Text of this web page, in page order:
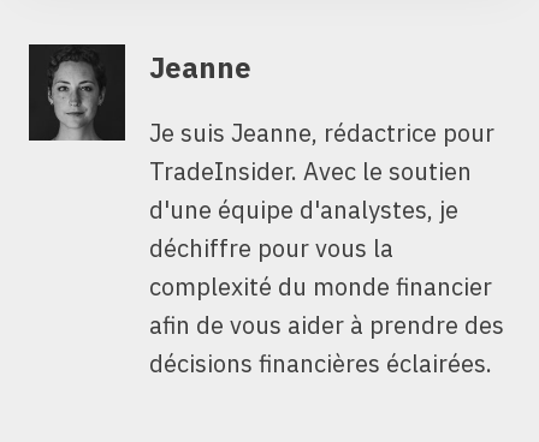
Jeanne
Je suis Jeanne, rédactrice pour
TradeInsider. Avec le soutien
d'une équipe d'analystes, je
déchiffre pour vous la
complexité du monde financier
afin de vous aider à prendre des
décisions financières éclairées.